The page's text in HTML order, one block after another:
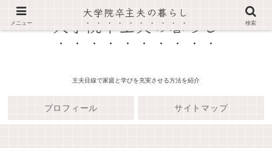
大学院卒主夫の暮らし
主夫目線で家庭と学びを充実させる方法を紹介
プロフィール サイトマップ
メニュー
大学院卒主夫の暮らし
検索